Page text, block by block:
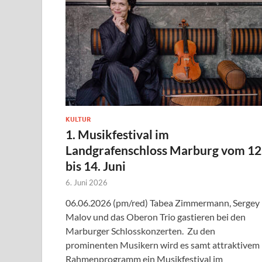
KULTUR
1. Musikfestival im
Landgrafenschloss Marburg vom
bis 14. Juni
6. Juni 2026
06.06.2026 (pm/red) Tabea Zimmermann, Sergey
Malov und das Oberon Trio gastieren bei den
Marburger Schlosskonzerten. Zu den
prominenten Musikern wird es samt attraktivem
Rahmenprogramm ein Musikfestival im